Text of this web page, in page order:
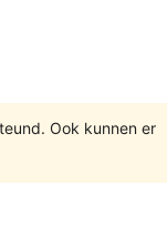
Ook kunnen er